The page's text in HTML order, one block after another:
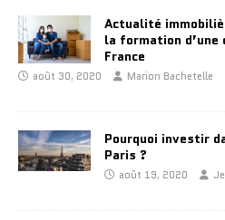
Actualité
la formation d’une
France
août 30, 2020 Marion Bachetelle
Pourquoi investir
Paris ?
août 19, 2020